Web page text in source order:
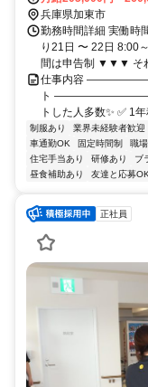
兵庫県加東市
勤務時間詳細 実働時
り21日 〜 22日
間は申告制 ▼▼▼ そ
仕事内容
ト
トした人多数✨ ✅ 1
制服あり 業界未経験者歓迎
車通勤OK
固定時間制 職
住宅手当あり
研修あり ブ
昼食補助あり
友達と応募OK
正社員